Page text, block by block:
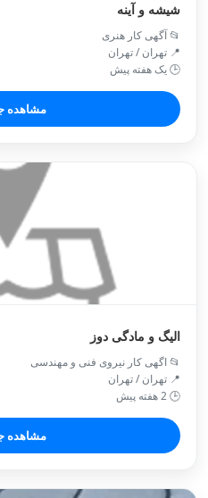
شیشه و آینه
📂 آگهی کار هنری
📍 تهران / تهران
🕒 یک هفته پیش
مشاهده
الیگ و مادگی دوز
📂 اگهی کار نیروی فنی و مهندسی
📍 تهران / تهران
🕒 2 هفته پیش
مشاهده